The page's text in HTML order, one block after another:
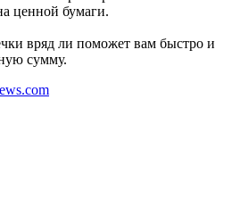
ценной бумаги.
вряд ли поможет вам быстро и
сумму.